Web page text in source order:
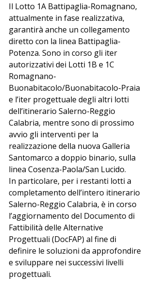
Il Lotto 1A Battipaglia-Romagnano,
attualmente in fase realizzativa,
garantirà anche un collegamento
diretto con la linea Battipaglia-
Potenza. Sono in corso gli iter
autorizzativi dei Lotti 1B e 1C
Romagnano-
Buonabitacolo/Buonabitacolo-Praia
e l’iter progettuale degli altri lotti
dell’itinerario Salerno-Reggio
Calabria, mentre sono di prossimo
avvio gli interventi per la
realizzazione della nuova Galleria
Santomarco a doppio binario, sulla
linea Cosenza-Paola/San Lucido.
In particolare, per i restanti lotti a
completamento dell’intero itinerario
Salerno-Reggio Calabria, è in corso
l’aggiornamento del Documento di
Fattibilità delle Alternative
Progettuali (DocFAP) al fine di
definire le soluzioni da approfondire
e sviluppare nei successivi livelli
progettuali.